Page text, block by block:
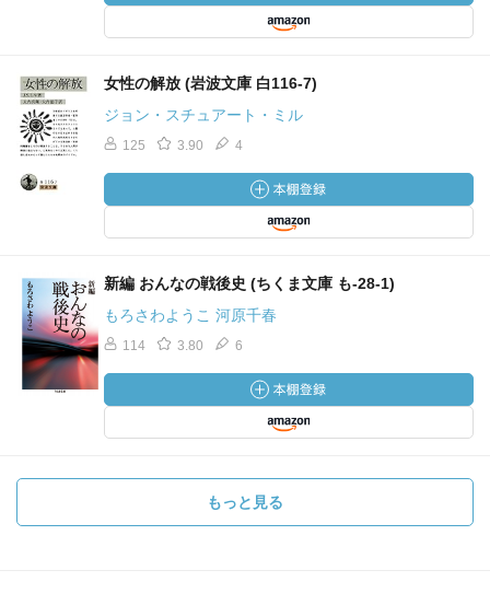
女性の解放 (岩波文庫 白116-7)
ジョン・スチュアート・ミル
125 3.90 4
新編 おんなの戦後史 (ちくま文庫 も-28-1)
もろさわようこ 河原千春
114 3.80 6
もっと見る